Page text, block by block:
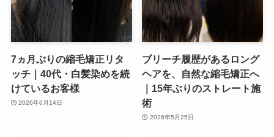
7ヵ月ぶりの縮毛矯正リタ
ッチ｜40代・白髪染めを続
けているお客様
2026年6月14日
ブリーチ履歴があるロング
ヘアを、自然な縮毛矯正へ
｜15年ぶりのストレート施
術
2026年5月25日